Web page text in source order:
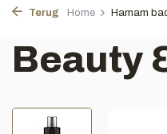
Terug Home Hamam
Beauty